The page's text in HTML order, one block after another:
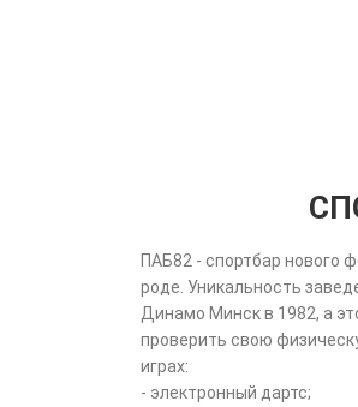
ПАБ82 - спортбар нового
роде. Уникальность
Динамо Минск в 1982, а
проверить свою
играх:
- электронный дартс;